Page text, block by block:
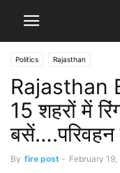
Politics Rajasthan
Rajasthan
15 शहरों में
बसें….परिवहन
By fire post - February